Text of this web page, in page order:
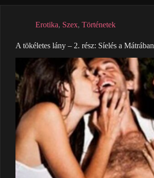
Erotika, Szex, Történetek
A tökéletes lány – 2. rész: Síelés a Mátrában